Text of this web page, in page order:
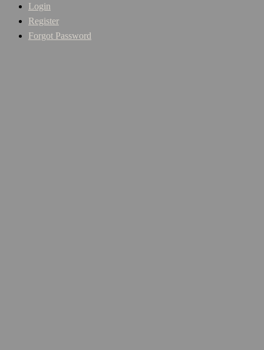
Login
Register
Forgot Password